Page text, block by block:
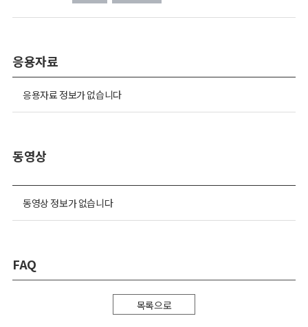
응용자료
응용자료 정보가 없습니다
동영상
동영상 정보가 없습니다
FAQ
목록으로